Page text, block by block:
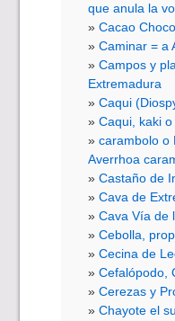
que anula la
Cacao
Caminar = a
Campos y
Extremadura
Caqui
Caqui, kaki
carambolo o
Averrhoa
Castaño de
Cava de
Cava Vía de
Cebolla,
Cecina de
Cefalópodo,
Cerezas y
Chayote el